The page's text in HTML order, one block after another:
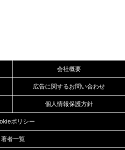
会社概要
広告に関するお問い合わせ
個人情報保護方針
ポリシー
著者一覧